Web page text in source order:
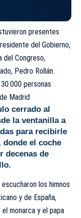
presentes
del Gobierno,
del Congreso,
Pedro Rollán.
personas
Madrid
cerrado al
la ventanilla a
para recibirle
donde el coche
decenas de
los himnos
y de España,
monarca y el papa